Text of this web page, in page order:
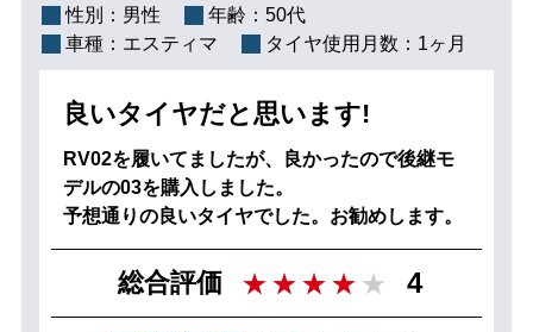
性別： 男性 年齢： 50代
車種： エスティマ タイヤ使用月数： 1ヶ月
良いタイヤだと思います!
RV02を履いてましたが、良かったので後継モ
デルの03を購入しました。
予想通りの良いタイヤでした。お勧めします。
総合評価 4